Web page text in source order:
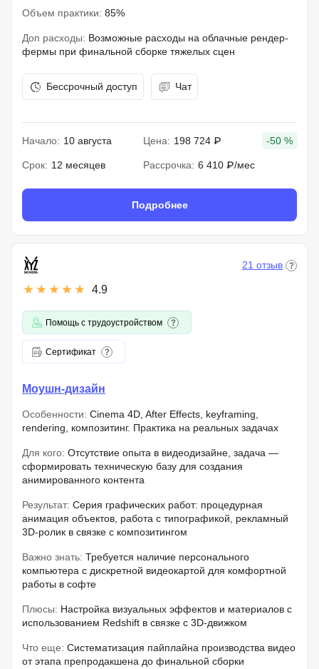
Объем практики: 85%
Доп расходы: Возможные расходы на облачные рендер-
фермы при финальной сборке тяжелых сцен
Бессрочный доступ Чат
Начало: 10 августа Цена: 198 724 ₽ -50 %
Срок: 12 месяцев Рассрочка: 6 410 ₽/мес
Подробнее
4.9
21 отзыв
Помощь с трудоустройством
Сертификат
Моушн-дизайн
Особенности: Cinema 4D, After Effects, keyframing,
rendering, композитинг. Практика на реальных задачах
Для кого: Отсутствие опыта в видеодизайне, задача —
сформировать техническую базу для создания
анимированного контента
Результат: Серия графических работ: процедурная
анимация объектов, работа с типографикой, рекламный
3D-ролик в связке с композитингом
Важно знать: Требуется наличие персонального
компьютера с дискретной видеокартой для комфортной
работы в софте
Плюсы: Настройка визуальных эффектов и материалов с
использованием Redshift в связке с 3D-движком
Что еще: Систематизация пайплайна производства видео
от этапа препродакшена до финальной сборки